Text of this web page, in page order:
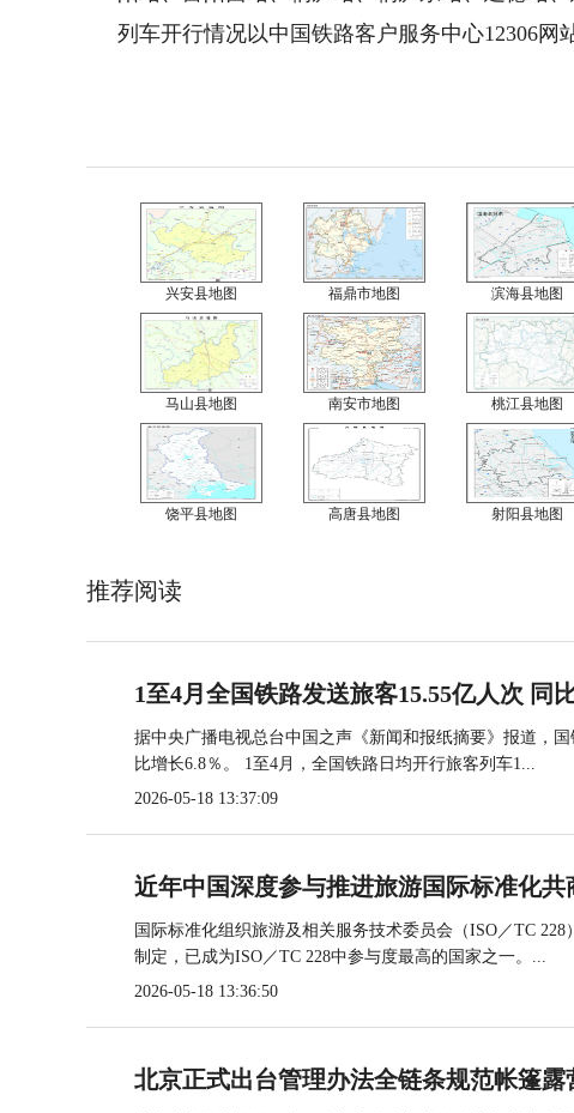
列车开行情况以中国铁路客户服务中心12306网
兴安县地图 福鼎市地图 滨海县地图
马山县地图 南安市地图 桃江县地图
饶平县地图 高唐县地图 射阳县地图
推荐阅读
1至4月全国铁路发送旅客15.55亿人次 同
据中央广播电视总台中国之声《新闻和报纸摘要》报道，
比增长6.8％。 1至4月，全国铁路日均开行旅客列车1...
2026-05-18 13:37:09
近年中国深度参与推进旅游国际标准化共
国际标准化组织旅游及相关服务技术委员会（ISO／TC
制定，已成为ISO／TC 228中参与度最高的国家之一。...
2026-05-18 13:36:50
北京正式出台管理办法全链条规范帐篷露